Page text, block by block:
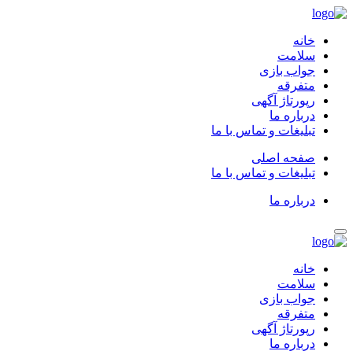
خانه
سلامت
جواب بازی
متفرقه
رپورتاژ آگهی
درباره ما
تبلیغات و تماس با ما
صفحه اصلی
تبلیغات و تماس با ما
درباره ما
خانه
سلامت
جواب بازی
متفرقه
رپورتاژ آگهی
درباره ما